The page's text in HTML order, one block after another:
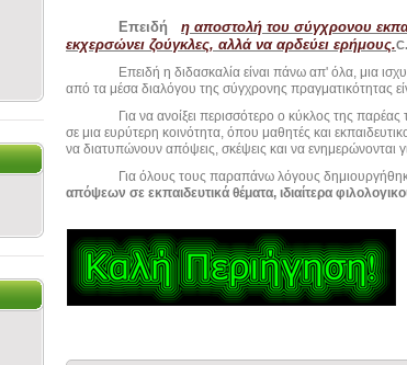
Επειδή
η αποστολή του σύγχρονου
εκχερσώνει ζούγκλες, αλλά να αρδεύει ερήμους.
Επειδή η διδασκαλία είναι πάνω απ' όλα, μια
από τα μέσα διαλόγου της σύγχρονης πραγματικότητας
Για να ανοίξει περισσότερο ο κύκλος της
σε μια ευρύτερη κοινότητα, όπου μαθητές και
να διατυπώνουν απόψεις, σκέψεις και να
Για όλους τους παραπάνω λόγους
απόψεων σε εκπαιδευτικά θέματα, ιδιαίτερα